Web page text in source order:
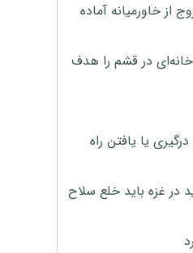
از خاورمیانه آماده
پوندی آمریکا خانه‌ای در قشم را هدف
یا یافتن راه
غزه باید خلع سلاح